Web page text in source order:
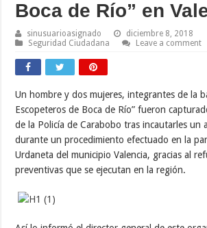
Boca de Río” en
sinusuarioasignado
diciembre 8, 2018
Seguridad Ciudadana
Leave a comment
Un hombre y dos mujeres, integrantes de la
Escopeteros de Boca de Río” fueron
de la Policía de Carabobo tras incautarles un
durante un procedimiento efectuado en la
Urdaneta del municipio Valencia, gracias al
preventivas que se ejecutan en la región.